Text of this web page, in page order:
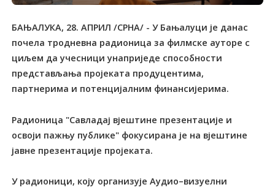
БАЊАЛУКА, 28. АПРИЛ /СРНА/ - У Бањалуци је данас
почела тродневна радионица за филмске ауторе с
циљем да учесници унаприједе способности
представљања пројеката продуцентима,
партнерима и потенцијалним финансијерима.
Радионица "Савладај вјештине презентације и
освоји пажњу публике" фокусирана је на вјештине
јавне презентације пројеката.
У радионици, коју организује Аудио–визуелни